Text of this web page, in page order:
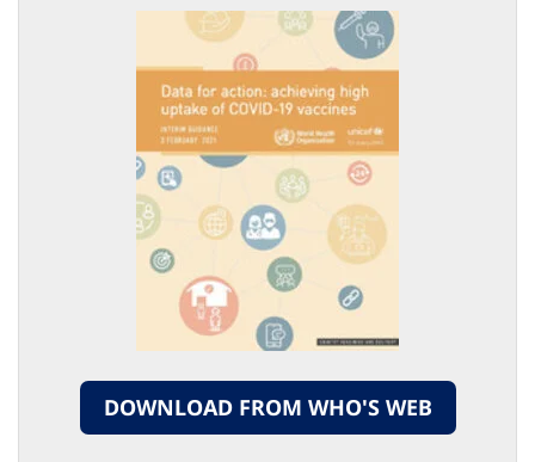
DOWNLOAD FROM WHO'S WEB